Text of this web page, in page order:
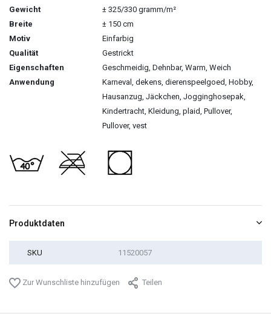
Gewicht
± 325/330 gramm/m²
Breite
± 150 cm
Motiv
Einfarbig
Qualität
Gestrickt
Eigenschaften
Geschmeidig, Dehnbar, Warm, Weich
Anwendung
Karneval, dekens, dierenspeelgoed, Hobby,
Hausanzug, Jäckchen, Jogginghosepak,
Kindertracht, Kleidung, plaid, Pullover,
Pullover, vest
Produktdaten
SKU 11520057
Zur Wunschliste hinzufügen Teilen